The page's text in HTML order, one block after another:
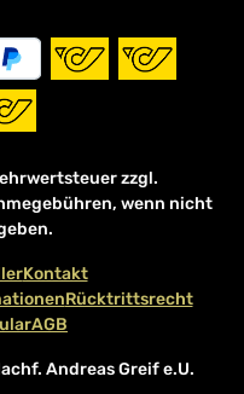
zzgl.
wenn nicht
Andreas Greif e.U.
Kontakt
Rücktrittsrecht
AGB